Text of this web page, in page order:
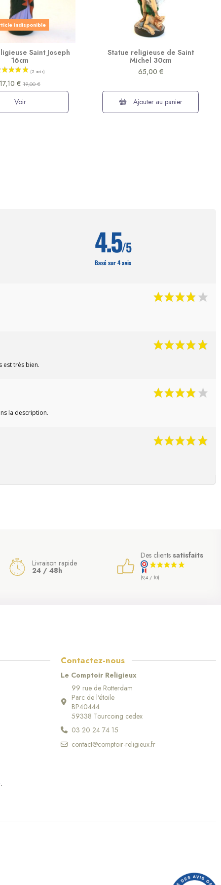
(1 avis)
indisponible
Saint Joseph
16cm
17,10 €19,00 €
Voir
Statue religieuse de Saint
Michel 30cm
65,00 €
Ajouter au panier
4.5/5
Basé sur 4 avis
est très bien.
la description.
Livraison rapide
24 / 48h
Des clients satisfaits
(9,4 / 10)
Contactez-nous
Le Comptoir Religieux
99 rue de Rotterdam
Parc de l'étoile
BP40444
59338 Tourcoing cedex
03 20 24 74 15
contact@comptoir-religieux.fr
.